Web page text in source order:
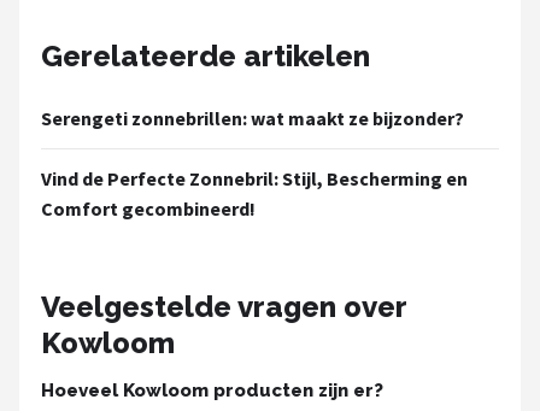
Gerelateerde artikelen
Serengeti zonnebrillen: wat maakt ze bijzonder?
Vind de Perfecte Zonnebril: Stijl, Bescherming en
Comfort gecombineerd!
Veelgestelde vragen over
Kowloom
Hoeveel Kowloom producten zijn er?